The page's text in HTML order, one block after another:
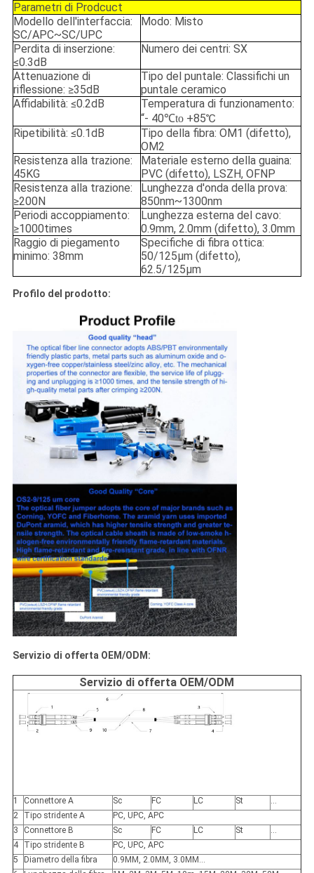
Parametri di Prodcuct
Modello dell'interfaccia:
SC/APC~SC/UPC
Modo: Misto
Perdita di inserzione:
≤0.3dB
Numero dei centri: SX
Attenuazione di
riflessione: ≥35dB
Tipo del puntale: Classifichi un
puntale ceramico
Affidabilità: ≤0.2dB
Temperatura di funzionamento:
“- 40℃to+85℃
Ripetibilità: ≤0.1dB
Tipo della fibra: OM1 (difetto),
OM2
Resistenza alla trazione:
45KG
Materiale esterno della guaina:
PVC (difetto), LSZH, OFNP
Resistenza alla trazione:
≥200N
Lunghezza d'onda della prova:
850nm~1300nm
Periodi accoppiamento:
≥1000times
Lunghezza esterna del cavo:
0.9mm, 2.0mm (difetto), 3.0mm
Raggio di piegamento
minimo: 38mm
Specifiche di fibra ottica:
50/125µm (difetto),
62.5/125µm
Profilo del prodotto:
Servizio di offerta OEM/ODM:
Servizio di offerta OEM/ODM
1 Connettore A Sc FC LC St
…
2
Tipo stridente A
PC, UPC, APC
3
Connettore B Sc FC LC St
…
4
Tipo stridente B
PC, UPC, APC
5
Diametro della fibra
0.9MM, 2.0MM, 3.0MM…